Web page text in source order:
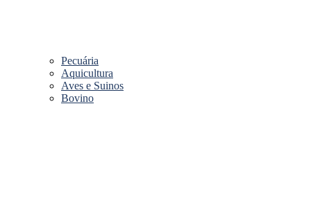
Pecuária
Aquicultura
Aves e Suinos
Bovino